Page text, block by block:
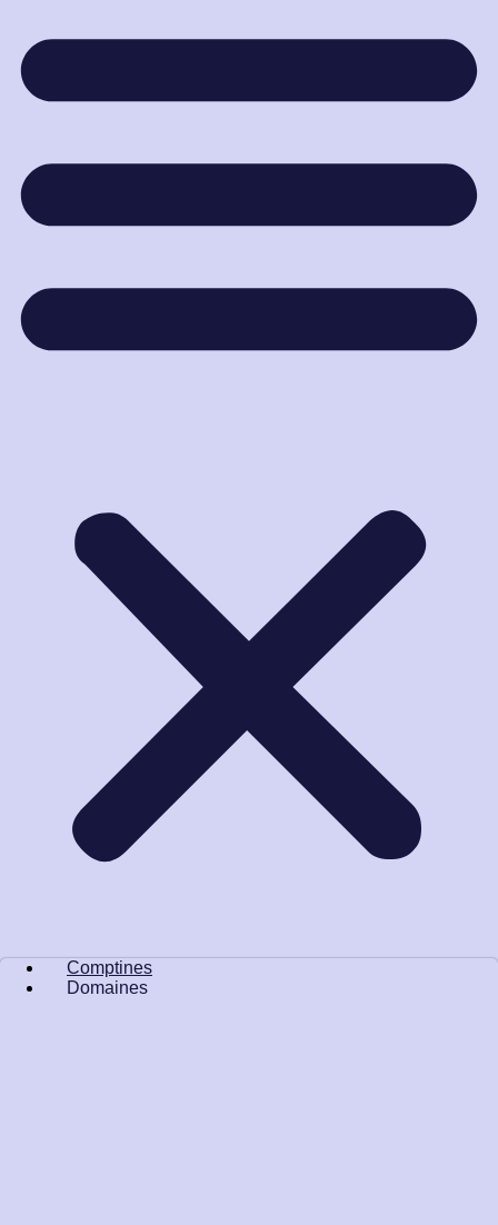
Comptines
Domaines